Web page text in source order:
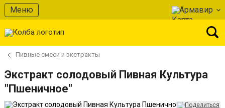
Меню Армавир
Пивные смеси и экстракты
Экстракт солодовый Пивная Культура
"Пшеничное"